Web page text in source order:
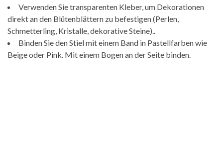
Verwenden Sie transparenten Kleber, um Dekorationen
direkt an den Blütenblättern zu befestigen (Perlen,
Schmetterling, Kristalle, dekorative Steine)..
Binden Sie den Stiel mit einem Band in Pastellfarben wie
Beige oder Pink. Mit einem Bogen an der Seite binden.